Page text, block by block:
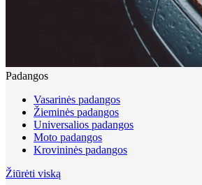
Padangos
Vasarinės padangos
Žieminės padangos
Universalios padangos
Moto padangos
Krovininės padangos
Žiūrėti viską